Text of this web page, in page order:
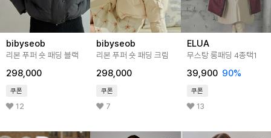
bibyseob
리본 푸퍼 숏 패딩 블랙
298,000
쿠폰
12
bibyseob
리본 푸퍼 숏 패딩 크림
298,000
쿠폰
7
ELUA
무스탕 롱패딩 4종택1
39,900 90%
쿠폰
13